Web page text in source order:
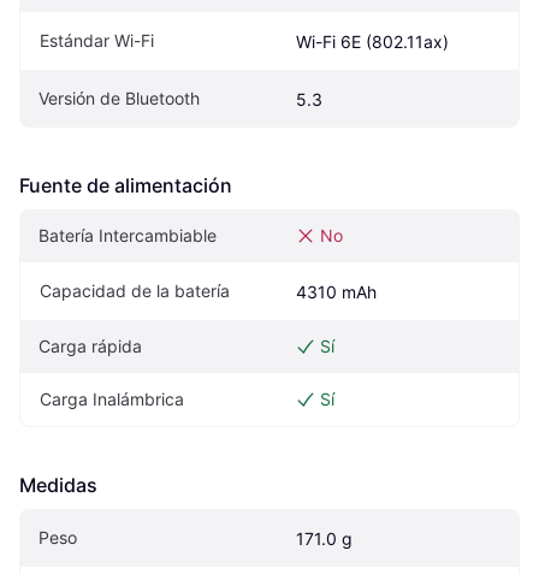
Estándar Wi-Fi Wi-Fi 6E (802.11ax)
Versión de Bluetooth 5.3
Fuente de alimentación
Batería Intercambiable No
Capacidad de la batería 4310 mAh
Carga rápida Sí
Carga Inalámbrica Sí
Medidas
Peso 171.0 g